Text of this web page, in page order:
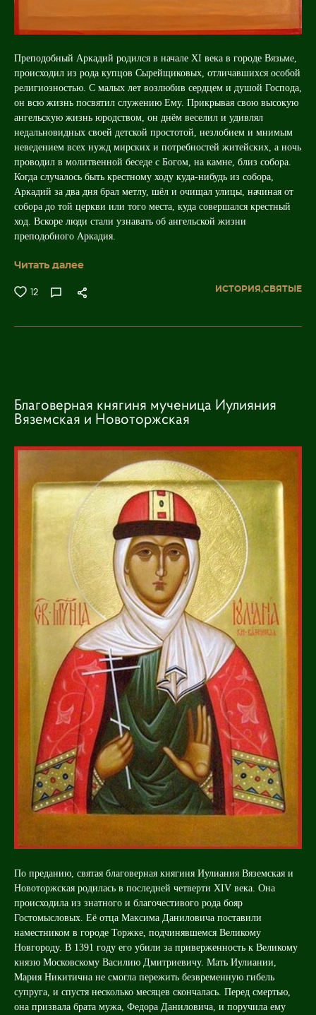
Преподобный Аркадий родился в начале XI века в городе Вязьме,
происходил из рода купцов Сырейщиковых, отличавшихся особой
религиозностью. С малых лет возлюбив сердцем и душой Господа,
он всю жизнь посвятил служению Ему. Прикрывая свою высокую
ангельскую жизнь юродством, он днём веселил и удивлял
недальновидных своей детской простотой, незлобием и мнимым
неведением всех нужд мирских и потребностей житейских, а ночь
проводил в молитвенной беседе с Богом, на камне, близ собора.
Когда случалось быть крестному ходу куда-нибудь из собора,
Аркадий за два дня брал метлу, шёл и очищал улицы, начиная от
собора до той церкви или того места, куда совершался крестный
ход. Вскоре люди стали узнавать об ангельской жизни
преподобного Аркадия.
Читать далее
12 ИСТОРИЯ,СВЯТЫЕ
Благоверная княгиня мученица Иулияния
Вяземская и Новоторжская
По преданию, святая благоверная княгиня Иулиания Вяземская и
Новоторжская родилась в последней четверти XIV века. Она
происходила из знатного и благочестивого рода бояр
Гостомысловых. Её отца Максима Даниловича поставили
наместником в городе Торжке, подчинявшемся Великому
Новгороду. В 1391 году его убили за приверженность к Великому
князю Московскому Василию Дмитриевичу. Мать Иулиании,
Мария Никитична не смогла пережить безвременную гибель
супруга, и спустя несколько месяцев скончалась. Перед смертью,
она призвала брата мужа, Федора Даниловича, и поручила ему